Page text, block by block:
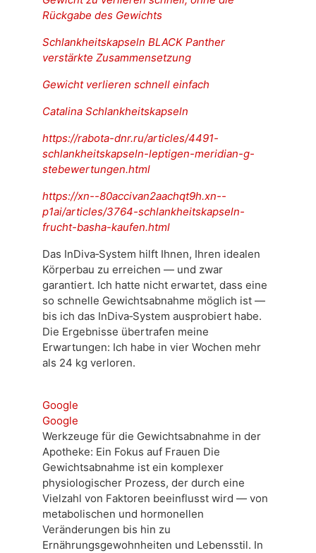
Rückgabe des Gewichts
Schlankheitskapseln BLACK Panther
verstärkte Zusammensetzung
Gewicht verlieren schnell einfach
Catalina Schlankheitskapseln
https://rabota-dnr.ru/articles/4491-
schlankheitskapseln-leptigen-meridian-g-
stebewertungen.html
https://xn--80accivan2aachqt9h.xn--
p1ai/articles/3764-schlankheitskapseln-
frucht-basha-kaufen.html
Das InDiva‑System hilft Ihnen, Ihren idealen
Körperbau zu erreichen — und zwar
garantiert. Ich hatte nicht erwartet, dass eine
so schnelle Gewichtsabnahme möglich ist —
bis ich das InDiva‑System ausprobiert habe.
Die Ergebnisse übertrafen meine
Erwartungen: Ich habe in vier Wochen mehr
als 24 kg verloren.
Google
Google
Werkzeuge für die Gewichtsabnahme in der
Apotheke: Ein Fokus auf Frauen Die
Gewichtsabnahme ist ein komplexer
physiologischer Prozess, der durch eine
Vielzahl von Faktoren beeinflusst wird — von
metabolischen und hormonellen
Veränderungen bis hin zu
Ernährungsgewohnheiten und Lebensstil. In